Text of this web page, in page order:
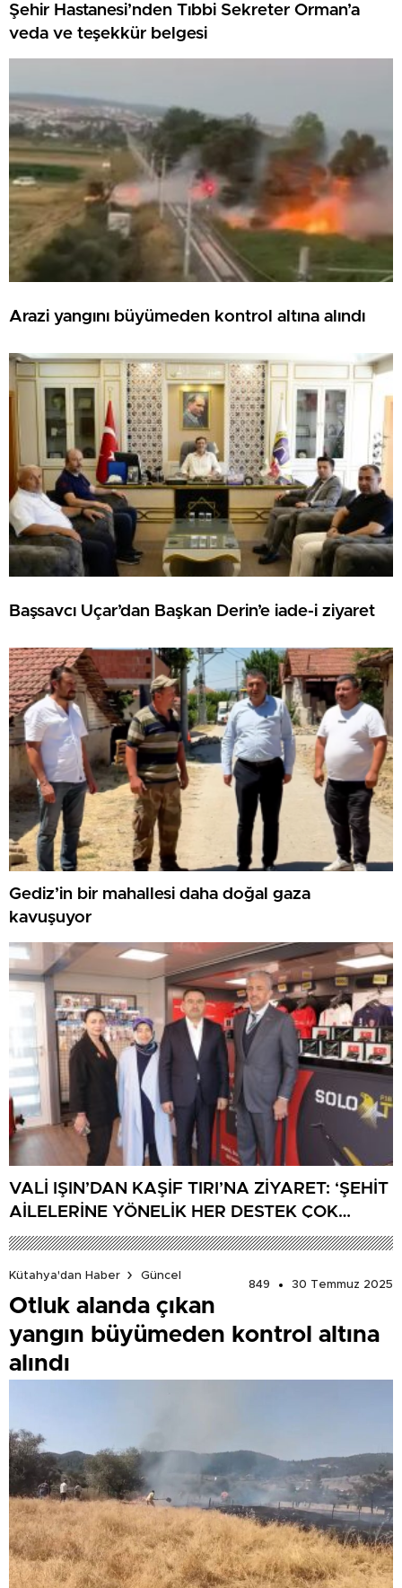
Şehir Hastanesi’nden Tıbbi Sekreter Orman’a
veda ve teşekkür belgesi
Arazi yangını büyümeden kontrol altına alındı
Başsavcı Uçar’dan Başkan Derin’e iade-i ziyaret
Gediz’in bir mahallesi daha doğal gaza
kavuşuyor
VALİ IŞIN’DAN KAŞİF TIRI’NA ZİYARET: ‘ŞEHİT
AİLELERİNE YÖNELİK HER DESTEK ÇOK
DEĞERLİ’
Kütahya'dan Haber
Güncel
849
30 Temmuz 2025
Otluk alanda çıkan
yangın büyümeden kontrol altına
alındı